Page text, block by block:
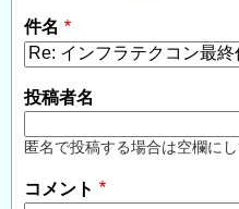
件名
投稿者名
匿名で投稿する場合は空欄にし
コメント